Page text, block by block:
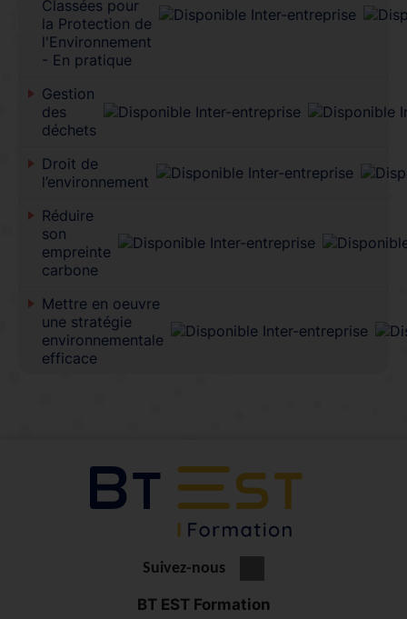
Classées pour
la Protection de
l'Environnement
- En pratique
Gestion
des
déchets
Droit de
l’environnement
Réduire
son
empreinte
carbone
Mettre en oeuvre
une stratégie
environnementale
efficace
Suivez-nous
BT EST Formation